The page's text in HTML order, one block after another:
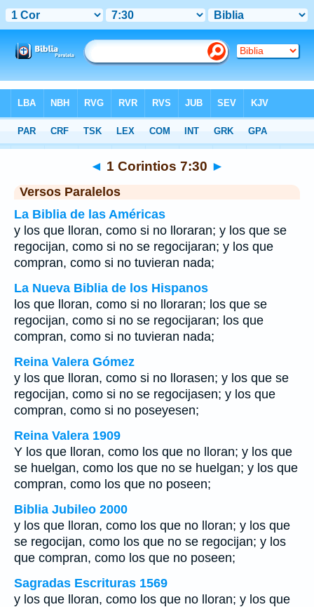
>1 Corintios Capítulo 7 > Verso 30
◄ 1 Corintios 7:30 ►
Versos Paralelos
La Biblia de las Américas
y los que lloran, como si no lloraran; y los que se
regocijan, como si no se regocijaran; y los que
compran, como si no tuvieran nada;
La Nueva Biblia de los Hispanos
los que lloran, como si no lloraran; los que se
regocijan, como si no se regocijaran; los que
compran, como si no tuvieran nada;
Reina Valera Gómez
y los que lloran, como si no llorasen; y los que se
regocijan, como si no se regocijasen; y los que
compran, como si no poseyesen;
Reina Valera 1909
Y los que lloran, como los que no lloran; y los que
se huelgan, como los que no se huelgan; y los que
compran, como los que no poseen;
Biblia Jubileo 2000
y los que lloran, como los que no lloran; y los que
se regocijan, como los que no se regocijan; y los
que compran, como los que no poseen;
Sagradas Escrituras 1569
y los que lloran, como los que no lloran; y los que